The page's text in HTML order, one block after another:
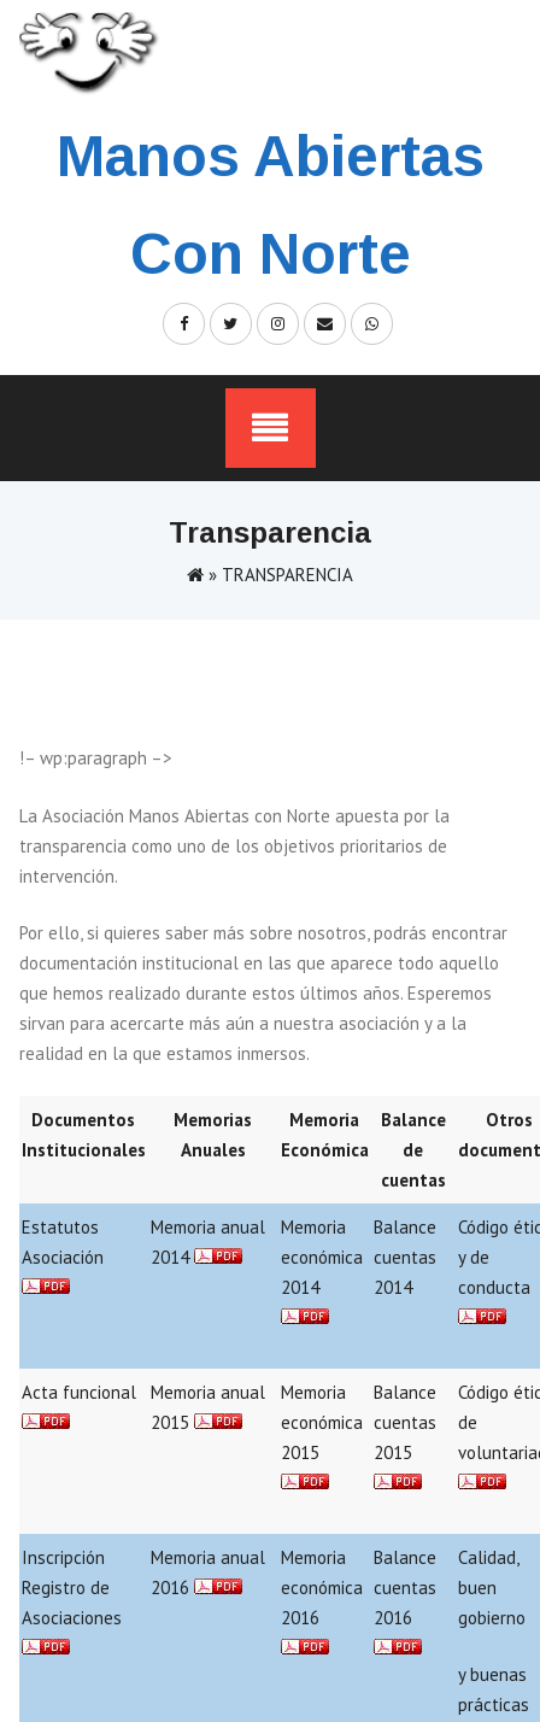
content
Manos Abiertas
Con Norte
Transparencia
» TRANSPARENCIA
!– wp:paragraph –>
La Asociación Manos Abiertas con Norte apuesta por la
transparencia como uno de los objetivos prioritarios de
intervención.
Por ello, si quieres saber más sobre nosotros, podrás encontrar
documentación institucional en las que aparece todo aquello
que hemos realizado durante estos últimos años. Esperemos
sirvan para acercarte más aún a nuestra asociación y a la
realidad en la que estamos inmersos.
Documentos
Institucionales
Memorias
Anuales
Memoria
Económica
Balance
de
cuentas
Otros
Estatutos
Asociación
Memoria anual
2014
Memoria
económica
2014
Balance
cuentas
2014
Código
y de
conducta
Acta funcional
Memoria anual
2015
Memoria
económica
2015
Balance
cuentas
2015
Código
de
Inscripción
Registro de
Asociaciones
Memoria anual
2016
Memoria
económica
2016
Balance
cuentas
2016
Calidad,
buen
gobierno
y buenas
prácticas